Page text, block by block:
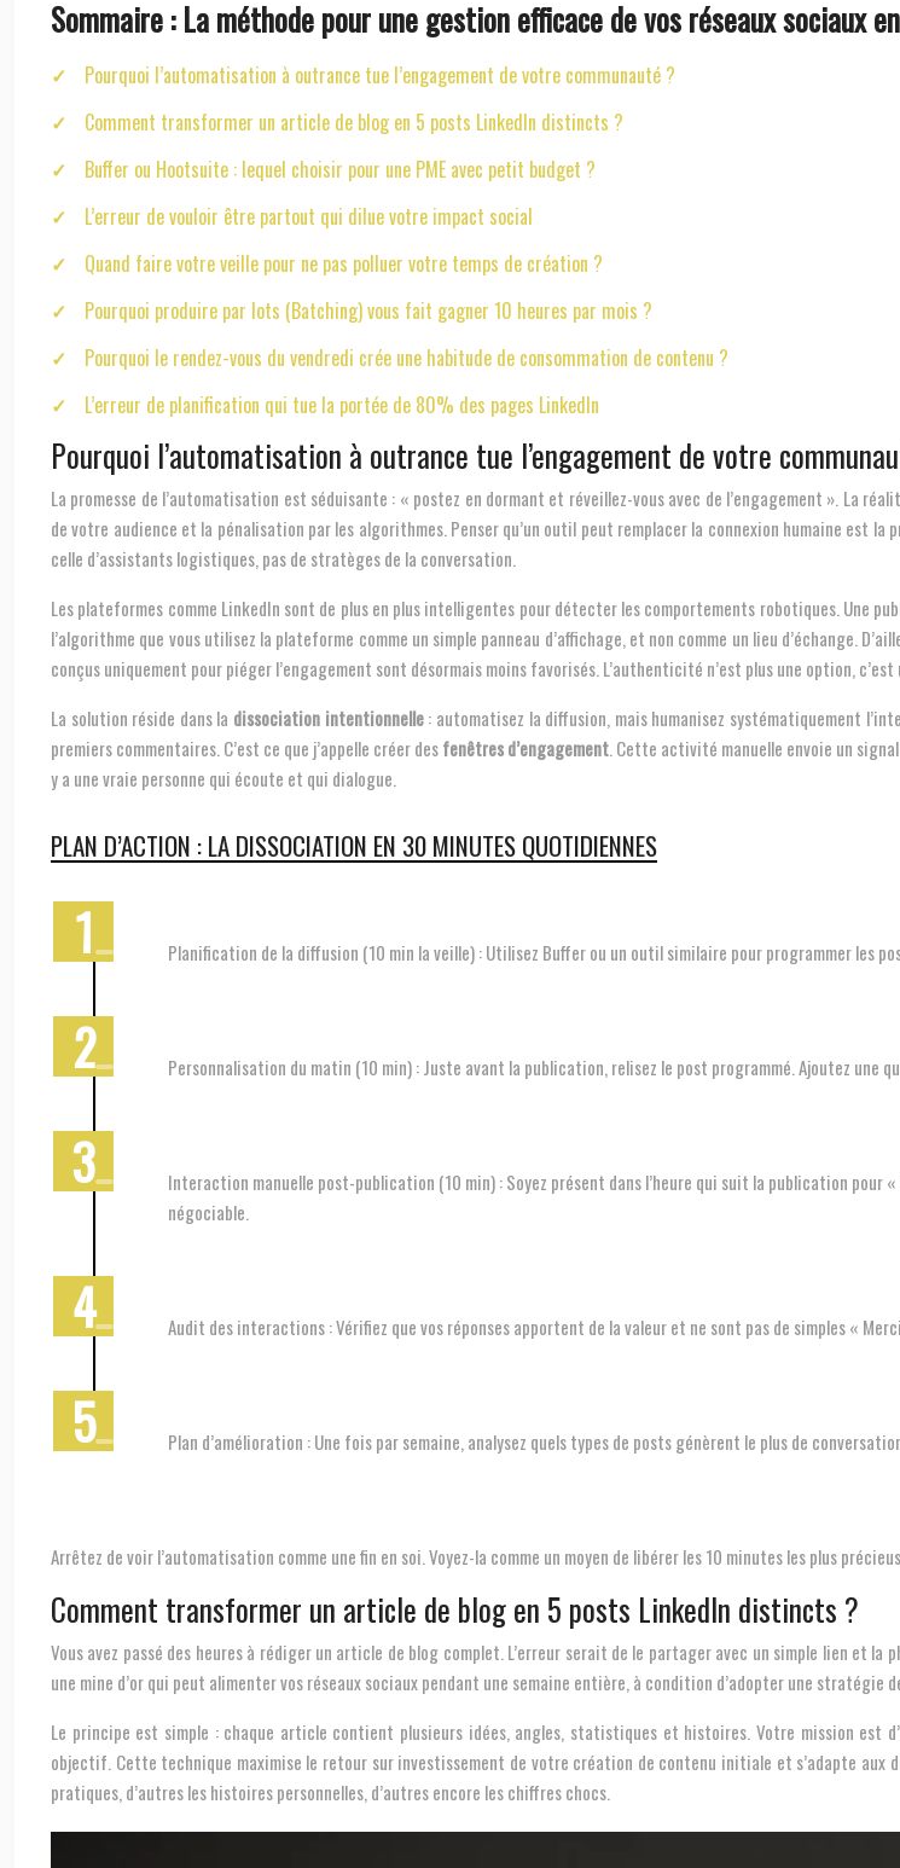
Sommaire : La méthode pour une gestion efficace de vos réseaux sociaux
Pourquoi l’automatisation à outrance tue l’engagement de votre communauté ?
Comment transformer un article de blog en 5 posts LinkedIn distincts ?
Buffer ou Hootsuite : lequel choisir pour une PME avec petit budget ?
L’erreur de vouloir être partout qui dilue votre impact social
Quand faire votre veille pour ne pas polluer votre temps de création ?
Pourquoi produire par lots (Batching) vous fait gagner 10 heures par mois ?
Pourquoi le rendez-vous du vendredi crée une habitude de consommation de contenu ?
L’erreur de planification qui tue la portée de 80% des pages LinkedIn
Pourquoi l’automatisation à outrance tue l’engagement de votre
La promesse de l’automatisation est séduisante : « postez en dormant et réveillez-vous avec de l’engagement ». La
de votre audience et la pénalisation par les algorithmes. Penser qu’un outil peut remplacer la connexion humaine est
celle d’assistants logistiques, pas de stratèges de la conversation.
Les plateformes comme LinkedIn sont de plus en plus intelligentes pour détecter les comportements robotiques. Une
l’algorithme que vous utilisez la plateforme comme un simple panneau d’affichage, et non comme un lieu d’échange.
conçus uniquement pour piéger l’engagement sont désormais moins favorisés. L’authenticité n’est plus une option, c’est
La solution réside dans la dissociation intentionnelle: automatisez la diffusion, mais humanisez systématiquement
premiers commentaires. C’est ce que j’appelle créer desfenêtres d’engagement . Cette activité manuelle envoie un
y a une vraie personne qui écoute et qui dialogue.
PLAN D’ACTION : LA DISSOCIATION EN 30 MINUTES QUOTIDIENNES
Planification de la diffusion (10 min la veille) : Utilisez Buffer ou un outil similaire pour programmer les
Personnalisation du matin (10 min) : Juste avant la publication, relisez le post programmé. Ajoutez une
Interaction manuelle post-publication (10 min) : Soyez présent dans l’heure qui suit la publication pour
négociable.
Audit des interactions : Vérifiez que vos réponses apportent de la valeur et ne sont pas de simples «
Plan d’amélioration : Une fois par semaine, analysez quels types de posts génèrent le plus de
Arrêtez de voir l’automatisation comme une fin en soi. Voyez-la comme un moyen de libérer les 10 minutes les plus
Comment transformer un article de blog en 5 posts LinkedIn distincts ?
Vous avez passé des heures à rédiger un article de blog complet. L’erreur serait de le partager avec un simple lien et
une mine d’or qui peut alimenter vos réseaux sociaux pendant une semaine entière, à condition d’adopter une stratégie
Le principe est simple : chaque article contient plusieurs idées, angles, statistiques et histoires. Votre mission est
objectif. Cette technique maximise le retour sur investissement de votre création de contenu initiale et s’adapte aux
pratiques, d’autres les histoires personnelles, d’autres encore les chiffres chocs.